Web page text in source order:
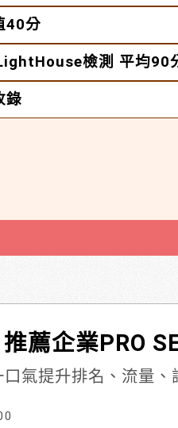
40分
檢測 平均90
錄
推薦企業PRO
氣提升排名、流量、